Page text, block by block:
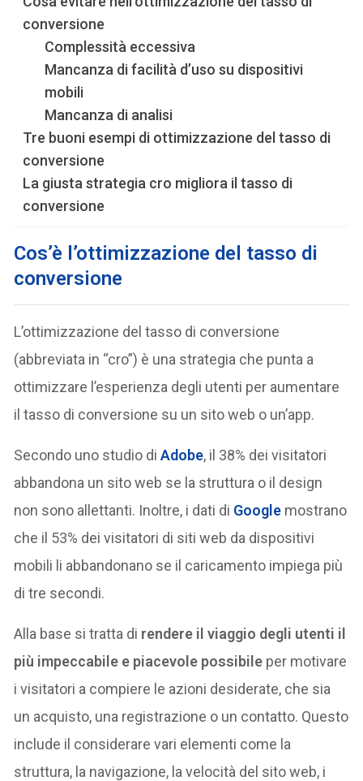
conversione
Complessità eccessiva
Mancanza di facilità d’uso su dispositivi
mobili
Mancanza di analisi
Tre buoni esempi di ottimizzazione del tasso di
conversione
La giusta strategia cro migliora il tasso di
conversione
Cos’è l’ottimizzazione del tasso di
conversione
L’ottimizzazione del tasso di conversione
(abbreviata in “cro”) è una strategia che punta a
ottimizzare l’esperienza degli utenti per aumentare
il tasso di conversione su un sito web o un’app.
Secondo uno studio diAdobe, il 38% dei visitatori
abbandona un sito web se la struttura o il design
non sono allettanti. Inoltre, i dati di Google mostrano
che il 53% dei visitatori di siti web da dispositivi
mobili li abbandonano se il caricamento impiega più
di tre secondi.
Alla base si tratta di rendere il viaggio degli utenti il
più impeccabile e piacevole possibile per motivare
i visitatori a compiere le azioni desiderate, che sia
un acquisto, una registrazione o un contatto. Questo
include il considerare vari elementi come la
struttura, la navigazione, la velocità del sito web, i